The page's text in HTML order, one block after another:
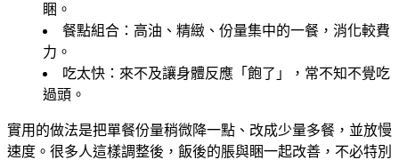
睏。
餐點組合 ：高油、精緻、份量集中的一餐，消化較費
力。
吃太快 ：來不及讓身體反應「飽了」，常不知不覺吃
過頭。
實用的做法是把單餐份量稍微降一點、改成少量多餐，並放慢
速度。 很多人這樣調整後，飯後的脹與睏一起改善 ，不必特別